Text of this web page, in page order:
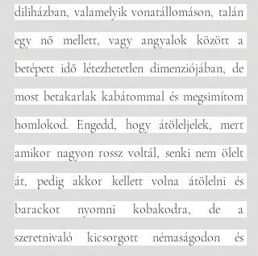
diliházban, valamelyik vonatállomáson, talán
egy nő mellett, vagy angyalok között a
betépett idő létezhetetlen dimenziójában, de
most betakarlak kabátommal és megsimítom
homlokod. Engedd, hogy átöleljelek, mert
amikor nagyon rossz voltál, senki nem ölelt
át, pedig akkor kellett volna átölelni és
barackot nyomni kobakodra, de a
szeretnivaló kicsorgott némaságodon és